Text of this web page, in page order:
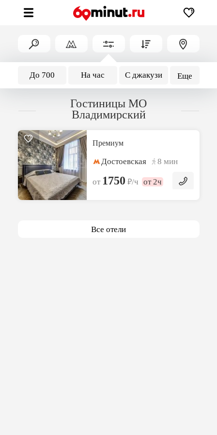
До 700 На час С джакузи Еще
Гостиницы МО
Владимирский
Премиум
Достоевская 8 мин
от 1750 ₽/ч от 2ч
Все отели